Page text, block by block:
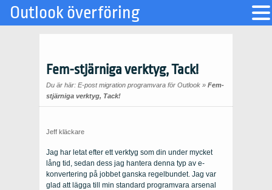
Fem-stjärniga verktyg, Tack!
Du är här: E-post migration programvara för Outlook » Fem-
stjärniga verktyg, Tack!
Jeff kläckare
Jag har letat efter ett verktyg som din under mycket
lång tid, sedan dess jag hantera denna typ av e-
konvertering på jobbet ganska regelbundet. Jag var
glad att lägga till min standard programvara arsenal
Outlook överföring